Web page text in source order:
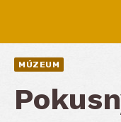
MÚZEUM